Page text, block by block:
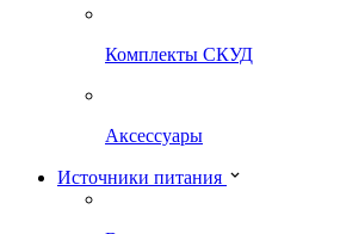
Комплекты СКУД
Аксессуары
Источники питания